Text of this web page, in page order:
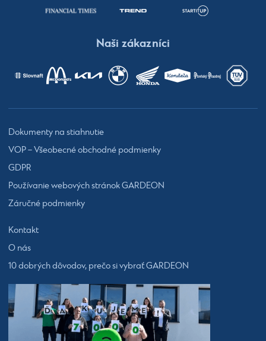
Naši zákazníci
Dokumenty na stiahnutie
VOP – Všeobecné obchodné podmienky
GDPR
Používanie webových stránok GARDEON
Záručné podmienky
Kontakt
O nás
10 dobrých dôvodov, prečo si vybrať GARDEON